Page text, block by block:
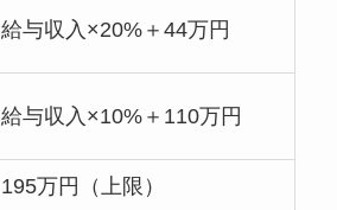
給与収入×20%＋44万円
給与収入×10%＋110万円
195万円（上限）